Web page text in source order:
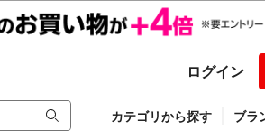
ログイン
カテゴリから探す ブラ